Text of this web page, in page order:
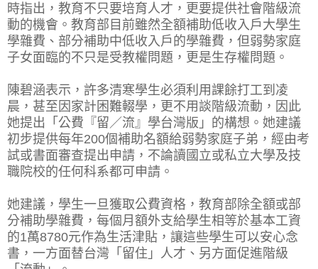
時指出，教育不只要培育人才，更要提供社會階級流
動的機會。教育部目前雖然全額補助低收入戶大學生
學雜費、部分補助中低收入戶的學雜費，但弱勢家庭
子女面臨的不只是受教權問題，更是生存權問題。
陳碧涵表示，許多清寒學生必須利用課餘打工到凌
晨，甚至因家計困難輟學，更不用談階級流動，因此
她提出「公費『留／流』學台灣版」的構想。她建議
初步提供每年200個補助名額給弱勢家庭子弟，經由考
試或書面審查提出申請，不論讀國立或私立大學及技
職院校的任何科系都可申請。
她建議，學生一旦獲取公費資格，教育部除全額或部
分補助學雜費，每個月額外支給學生相等於基本工資
的1萬8780元作為生活津貼，讓這些學生可以安心念
書，一方面替台灣「留住」人才、另方面促進階級